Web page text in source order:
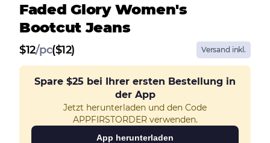
Faded Glory Women's
Bootcut Jeans
$12/pc($12) Versand inkl.
Spare $25 bei Ihrer ersten Bestellung in
der App
Jetzt herunterladen und den Code
APPFIRSTORDER verwenden.
App herunterladen